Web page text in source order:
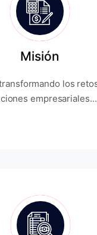
Misión
los
empresariales...